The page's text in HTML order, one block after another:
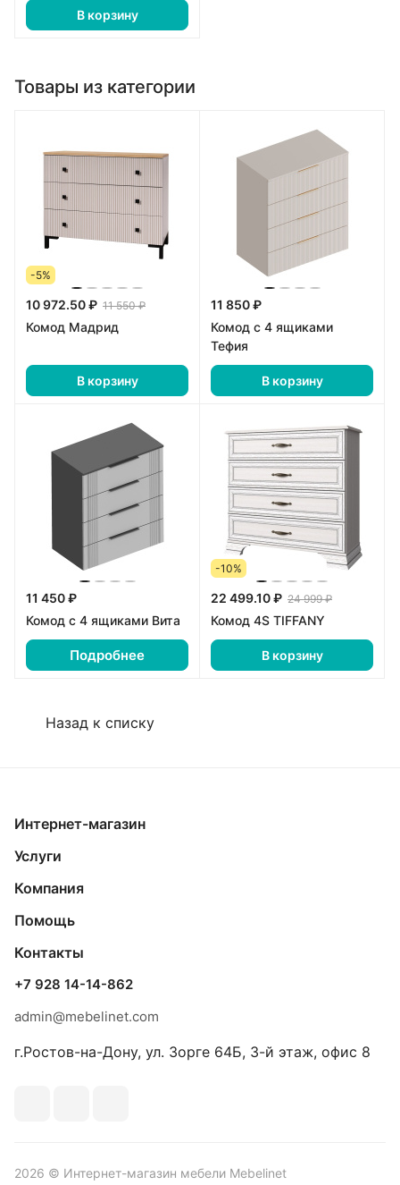
В корзину
Товары из категории
-5%
10 972.50 ₽ 11 550 ₽
Комод Мадрид
В корзину
11 850 ₽
Комод с 4 ящиками
Тефия
В корзину
11 450 ₽
Комод с 4 ящиками Вита
Подробнее
-10%
22 499.10 ₽ 24 999 ₽
Комод 4S TIFFANY
В корзину
Назад к списку
Интернет-магазин
Услуги
Компания
Помощь
Контакты
+7 928 14-14-862
admin@mebelinet.com
г.Ростов-на-Дону, ул. Зорге 64Б, 3-й этаж, офис 8
2026 © Интернет-магазин мебели Mebelinet